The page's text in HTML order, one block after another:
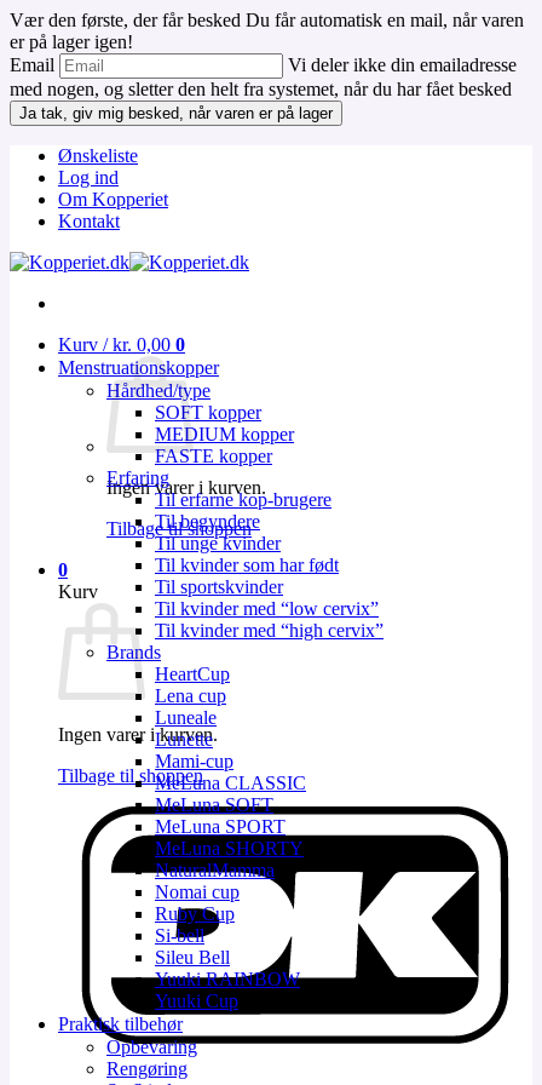
Vær den første, der får besked Du får automatisk en mail, når varen
er på lager igen!
Email
Vi deler ikke din emailadresse
med nogen, og sletter den helt fra systemet, når du har fået besked
Ja tak, giv mig besked, når varen er på lager
indhold
Ønskeliste
Log ind
Om Kopperiet
Kontakt
Kurv /kr. 0,00 0
Ingen varer i kurven.
Tilbage til shoppen
0
Kurv
Ingen varer i kurven.
Tilbage til shoppen
Menstruationskopper
Hårdhed/type
SOFT kopper
MEDIUM kopper
FASTE kopper
Erfaring
Til erfarne kop-brugere
Til begyndere
Til unge kvinder
Til kvinder som har født
Til sportskvinder
Til kvinder med “low cervix”
Til kvinder med “high cervix”
Brands
HeartCup
Lena cup
Luneale
Lunette
Mami-cup
MeLuna CLASSIC
MeLuna SOFT
MeLuna SPORT
MeLuna SHORTY
NaturalMamma
Nomai cup
Ruby Cup
Si-bell
Sileu Bell
Yuuki RAINBOW
Yuuki Cup
Praktisk tilbehør
Opbevaring
Rengøring